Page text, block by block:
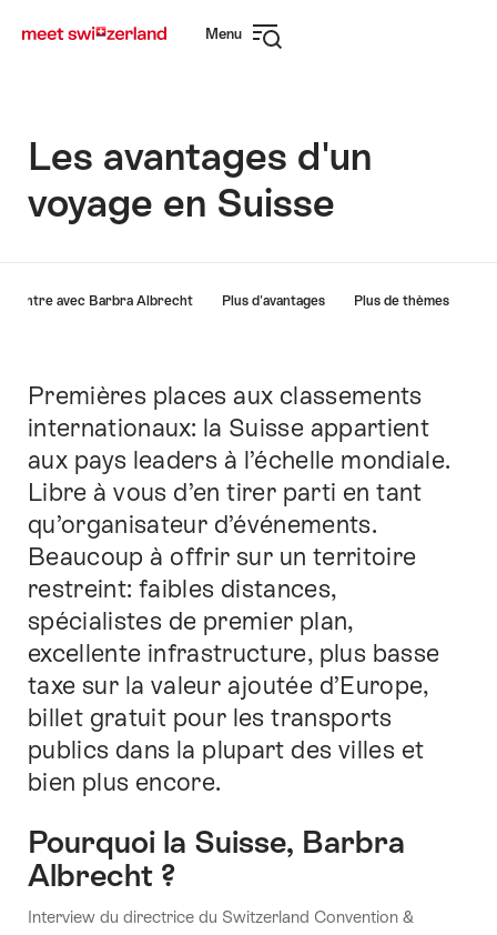
sur
rapide
Menu
Les avantages d'un
voyage en Suisse
directement
aux
points
forts
sur
page.
avec Barbra Albrecht Plus d'avantages Plus de thèmes
Introduction
Premières places aux classements
internationaux: la Suisse appartient
aux pays leaders à l’échelle mondiale.
Libre à vous d’en tirer parti en tant
qu’organisateur d’événements.
Beaucoup à offrir sur un territoire
restreint: faibles distances,
spécialistes de premier plan,
excellente infrastructure, plus basse
taxe sur la valeur ajoutée d’Europe,
billet gratuit pour les transports
publics dans la plupart des villes et
bien plus encore.
Pourquoi la Suisse, Barbra
Albrecht ?
Interview du directrice du Switzerland Convention &